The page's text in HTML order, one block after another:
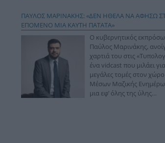
ΠΑΥΛΟΣ ΜΑΡΙΝΑΚΗΣ: «ΔΕΝ ΗΘΕΛΑ ΝΑ ΑΦΗΣΩ
ΕΠΟΜΕΝΟ ΜΙΑ ΚΑΥΤΗ ΠΑΤΑΤΑ»
Ο κυβερνητικός
Παύλος Μαρινάκης,
χαρτιά του στις
ένα vidcast που μιλάει για
μεγάλες τομές στον
Μέσων Μαζικής
μια εφ’ όλης της ύλης